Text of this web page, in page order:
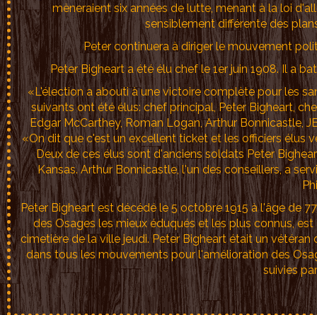
mèneraient six années de lutte, menant à la loi
sensiblement différente des
Peter continuera à diriger le mouvement
Peter Bigheart a été élu chef le 1er juin 1908. Il a
«L'élection a abouti à une victoire complète pour les
suivants ont été élus: chef principal, Peter Bigheart,
Edgar McCarthey, Roman Logan, Arthur Bonnicastle,
«On dit que c'est un excellent ticket et les officiers
Deux de ces élus sont d'anciens soldats Peter
Kansas. Arthur Bonnicastle, l'un des conseillers, a
Peter Bigheart est décédé le 5 octobre 1915 à l'âge de
des Osages les mieux éduqués et les plus connus,
cimetière de la ville jeudi. Peter Bigheart était un
dans tous les mouvements pour l'amélioration des
suivies